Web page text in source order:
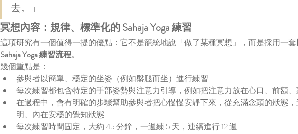
略了學生的心理社會能力
去。」
冥想內容：規律、標準化的 Sahaja Yoga 練習
這項研究有一個值得一提的優點：它不是籠統地說「做了某種冥想」，而是採用一套
Sahaja Yoga 練習流程。
幾個重點是：
參與者以簡單、穩定的坐姿（例如盤腿而坐）進行練習
每次練習都包含特定的手部姿勢與注意力引導，例如把注意力放在心口、前額
在過程中，會有明確的步驟幫助參與者把心慢慢安靜下來，從充滿念頭的狀態
明、內在安穩的覺知狀態
每次練習時間固定，大約 45 分鐘，一週練 5 天，連續進行 12 週